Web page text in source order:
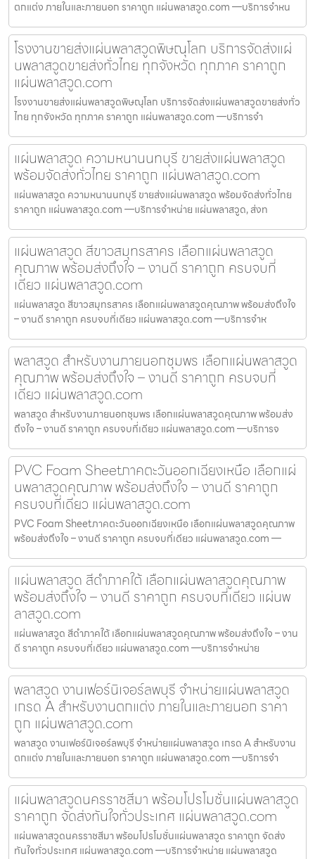
ตกแต่ง ภายในและภายนอก ราคาถูก แผ่นพลาสวูด.com —บริการจำหน
โรงงานขายส่งแผ่นพลาสวูดพิษณุโลก บริการจัดส่งแผ่
นพลาสวูดขายส่งทั่วไทย ทุกจังหวัด ทุกภาค ราคาถูก
แผ่นพลาสวูด.com
โรงงานขายส่งแผ่นพลาสวูดพิษณุโลก บริการจัดส่งแผ่นพลาสวูดขายส่งทั่ว
ไทย ทุกจังหวัด ทุกภาค ราคาถูก แผ่นพลาสวูด.com —บริการจำ
แผ่นพลาสวูด ความหนานนทบุรี ขายส่งแผ่นพลาสวูด
พร้อมจัดส่งทั่วไทย ราคาถูก แผ่นพลาสวูด.com
แผ่นพลาสวูด ความหนานนทบุรี ขายส่งแผ่นพลาสวูด พร้อมจัดส่งทั่วไทย
ราคาถูก แผ่นพลาสวูด.com —บริการจำหน่าย แผ่นพลาสวูด, ส่งท
แผ่นพลาสวูด สีขาวสมุทรสาคร เลือกแผ่นพลาสวูด
คุณภาพ พร้อมส่งถึงใจ – งานดี ราคาถูก ครบจบที่
เดียว แผ่นพลาสวูด.com
แผ่นพลาสวูด สีขาวสมุทรสาคร เลือกแผ่นพลาสวูดคุณภาพ พร้อมส่งถึงใจ
– งานดี ราคาถูก ครบจบที่เดียว แผ่นพลาสวูด.com —บริการจำห
พลาสวูด สำหรับงานภายนอกชุมพร เลือกแผ่นพลาสวูด
คุณภาพ พร้อมส่งถึงใจ – งานดี ราคาถูก ครบจบที่
เดียว แผ่นพลาสวูด.com
พลาสวูด สำหรับงานภายนอกชุมพร เลือกแผ่นพลาสวูดคุณภาพ พร้อมส่ง
ถึงใจ – งานดี ราคาถูก ครบจบที่เดียว แผ่นพลาสวูด.com —บริการจ
PVC Foam Sheetภาคตะวันออกเฉียงเหนือ เลือกแผ่
นพลาสวูดคุณภาพ พร้อมส่งถึงใจ – งานดี ราคาถูก
ครบจบที่เดียว แผ่นพลาสวูด.com
PVC Foam Sheetภาคตะวันออกเฉียงเหนือ เลือกแผ่นพลาสวูดคุณภาพ
พร้อมส่งถึงใจ – งานดี ราคาถูก ครบจบที่เดียว แผ่นพลาสวูด.com —
แผ่นพลาสวูด สีดำภาคใต้ เลือกแผ่นพลาสวูดคุณภาพ
พร้อมส่งถึงใจ – งานดี ราคาถูก ครบจบที่เดียว แผ่นพ
ลาสวูด.com
แผ่นพลาสวูด สีดำภาคใต้ เลือกแผ่นพลาสวูดคุณภาพ พร้อมส่งถึงใจ – งาน
ดี ราคาถูก ครบจบที่เดียว แผ่นพลาสวูด.com —บริการจำหน่าย
พลาสวูด งานเฟอร์นิเจอร์ลพบุรี จำหน่ายแผ่นพลาสวูด
เกรด A สำหรับงานตกแต่ง ภายในและภายนอก ราคา
ถูก แผ่นพลาสวูด.com
พลาสวูด งานเฟอร์นิเจอร์ลพบุรี จำหน่ายแผ่นพลาสวูด เกรด A สำหรับงาน
ตกแต่ง ภายในและภายนอก ราคาถูก แผ่นพลาสวูด.com —บริการจำ
แผ่นพลาสวูดนครราชสีมา พร้อมโปรโมชั่นแผ่นพลาสวูด
ราคาถูก จัดส่งทันใจทั่วประเทศ แผ่นพลาสวูด.com
แผ่นพลาสวูดนครราชสีมา พร้อมโปรโมชั่นแผ่นพลาสวูด ราคาถูก จัดส่ง
ทันใจทั่วประเทศ แผ่นพลาสวูด.com —บริการจำหน่าย แผ่นพลาสวูด